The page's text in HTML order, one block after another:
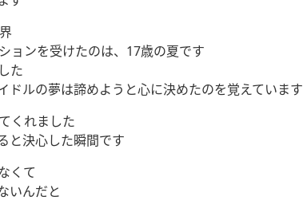
ョンを受けたのは、17歳の夏です
た
ドルの夢は諦めようと心に決めたのを覚えています
くれました
と決心した瞬間です
くて
いんだと